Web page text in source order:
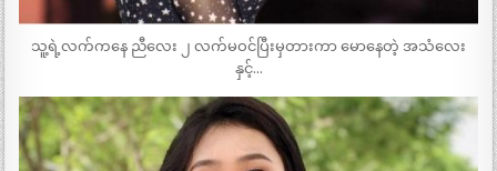
သူ့ရဲ့လက်ကနေ ညီလေး ၂ လက်မဝင်ပြီးမှတားကာ မောနေတဲ့ အသံလေး
နှင့်…